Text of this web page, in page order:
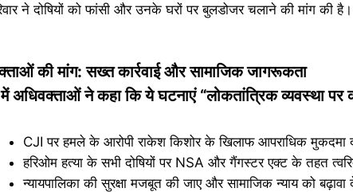
ने दोषियों को फांसी और उनके घरों पर बुलडोजर चलाने की मांग की
की मांग: सख्त कार्रवाई और सामाजिक जागरूकता
में अधिवक्ताओं ने कहा कि ये घटनाएं “लोकतांत्रिक व्यवस्था
CJI पर हमले के आरोपी राकेश किशोर के खिलाफ आपराधिक मुकदमा
हरिओम हत्या के सभी दोषियों पर NSA और गैंगस्टर एक्ट के तहत
न्यायपालिका की सुरक्षा मजबूत की जाए और सामाजिक न्याय को